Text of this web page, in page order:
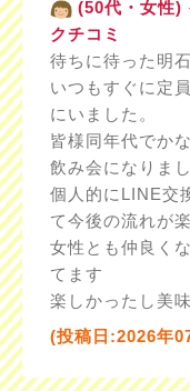
(50代・女性)
クチコミ
待ちに待った明
いつもすぐに定
にいました。
皆様同年代でか
飲み会になりま
個人的にLINE交
て今後の流れが
女性とも仲良く
てます
楽しかったし美
(投稿日:2026年